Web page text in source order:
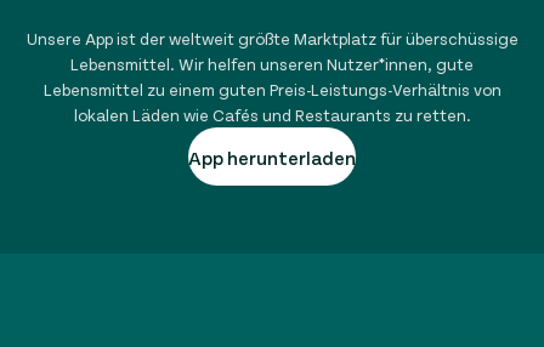
Unsere App ist der weltweit größte Marktplatz für überschüssige
Lebensmittel. Wir helfen unseren Nutzer*innen, gute
Lebensmittel zu einem guten Preis-Leistungs-Verhältnis von
lokalen Läden wie Cafés und Restaurants zu retten.
App herunterladen